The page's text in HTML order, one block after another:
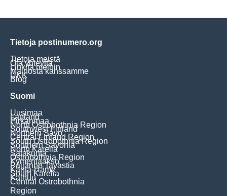
Tietoja postinumero.org
Tietoja meistä
Ota yhteyttä
Linkitä meihin
Mainosta kanssamme
UKK
Blog
Suomi
Uusimaa
Lapland
Pirkanmaa
North Ostrobothnia Region
Southwest Finland
Northern Savo
Central Finland Region
South Ostrobothnia Region
Southern Savonia
North Karelia
Satakunta
Ostrobothnia Region
Kymenlaakso
Päijänne Tavastia
Kanta-Häme
South Karelia
Kainuu
Central Ostrobothnia
Region